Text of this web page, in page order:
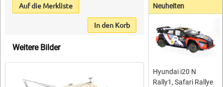
Auf die Merkliste
In den Korb
Weitere Bilder
Neuheiten
Hyundai i20 N
Rally1, Safari Rallye